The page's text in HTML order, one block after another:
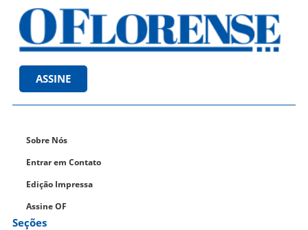
ASSINE
Sobre Nós
Entrar em Contato
Edição Impressa
Assine OF
Seções